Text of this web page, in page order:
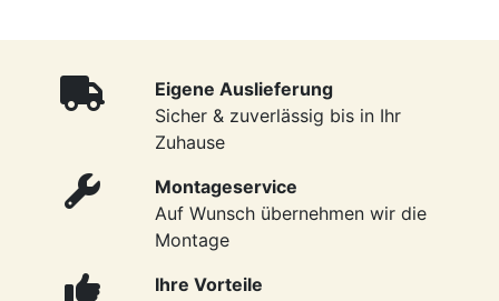
Eigene Auslieferung
Sicher & zuverlässig bis in Ihr
Zuhause
Montageservice
Auf Wunsch übernehmen wir die
Montage
Ihre Vorteile